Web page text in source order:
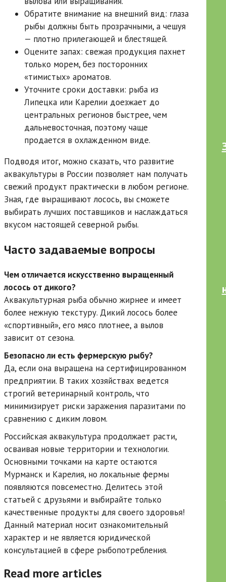
Обратите внимание на внешний вид: глаза
рыбы должны быть прозрачными, а чешуя
— плотно прилегающей и блестящей.
Оцените запах: свежая продукция пахнет
только морем, без посторонних
«тимистых» ароматов.
Уточните сроки доставки: рыба из
Липецка или Карелии доезжает до
центральных регионов быстрее, чем
дальневосточная, поэтому чаще
продается в охлажденном виде.
Подводя итог, можно сказать, что развитие
аквакультуры в России позволяет нам получать
свежий продукт практически в любом регионе.
Зная, где выращивают лосось, вы сможете
выбирать лучших поставщиков и наслаждаться
вкусом настоящей северной рыбы.
Часто задаваемые вопросы
Чем отличается искусственно выращенный
лосось от дикого?
Аквакультурная рыба обычно жирнее и имеет
более нежную текстуру. Дикий лосось более
«спортивный», его мясо плотнее, а вылов
зависит от сезона.
Безопасно ли есть фермерскую рыбу?
Да, если она выращена на сертифицированном
предприятии. В таких хозяйствах ведется
строгий ветеринарный контроль, что
минимизирует риски заражения паразитами по
сравнению с диким ловом.
Российская аквакультура продолжает расти,
осваивая новые территории и технологии.
Основными точками на карте остаются
Мурманск и Карелия, но локальные фермы
появляются повсеместно. Делитесь этой
статьей с друзьями и выбирайте только
качественные продукты для своего здоровья!
Данный материал носит ознакомительный
характер и не является юридической
консультацией в сфере рыбопотребления.
Read more articles